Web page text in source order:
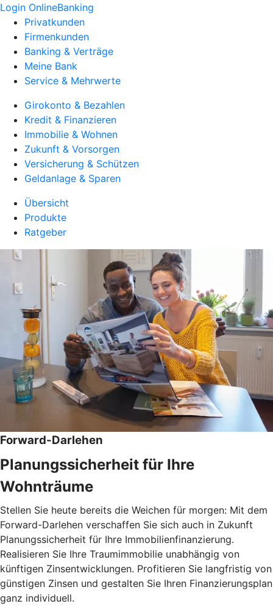
Login OnlineBanking
Privatkunden
Firmenkunden
Banking & Verträge
Meine Bank
Service & Mehrwerte
Girokonto & Bezahlen
Kredit & Finanzieren
Immobilie & Wohnen
Zukunft & Vorsorgen
Versicherung & Schützen
Geldanlage & Sparen
Übersicht
Produkte
Ratgeber
Forward-Darlehen
Planungssicherheit für Ihre
Wohnträume
Stellen Sie heute bereits die Weichen für morgen: Mit dem
Forward-Darlehen verschaffen Sie sich auch in Zukunft
Planungssicherheit für Ihre Immobilienfinanzierung.
Realisieren Sie Ihre Traumimmobilie unabhängig von
künftigen Zinsentwicklungen. Profitieren Sie langfristig von
günstigen Zinsen und gestalten Sie Ihren Finanzierungsplan
ganz individuell.